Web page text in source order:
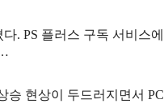
. PS 플러스 구독 서비스에
승 현상이 두드러지면서 PC